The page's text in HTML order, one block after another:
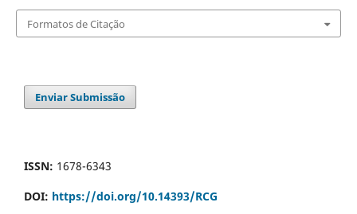
Formatos de Citação
Enviar Submissão
ISSN: 1678-6343
DOI: https://doi.org/10.14393/RCG